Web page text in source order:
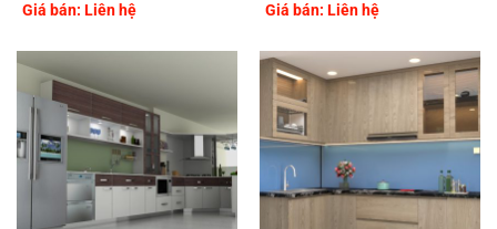
Giá bán: Liên hệ
Giá bán: Liên hệ